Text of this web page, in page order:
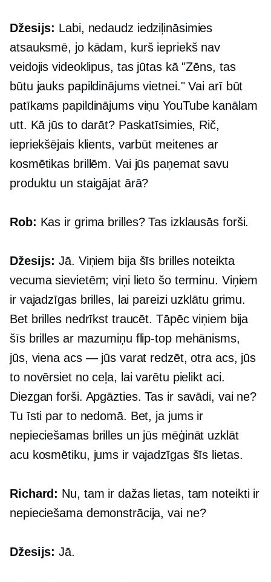
Džesijs: Labi, nedaudz iedziļināsimies
atsauksmē, jo kādam, kurš iepriekš nav
veidojis videoklipus, tas jūtas kā "Zēns, tas
būtu jauks papildinājums vietnei." Vai arī būt
patīkams papildinājums viņu YouTube kanālam
utt. Kā jūs to darāt? Paskatīsimies, Rič,
iepriekšējais klients, varbūt meitenes ar
kosmētikas brillēm. Vai jūs paņemat savu
produktu un staigājat ārā?
Rob: Kas ir grima brilles? Tas izklausās forši.
Džesijs: Jā. Viņiem bija šīs brilles noteikta
vecuma sievietēm; viņi lieto šo terminu. Viņiem
ir vajadzīgas brilles, lai pareizi uzklātu grimu.
Bet brilles nedrīkst traucēt. Tāpēc viņiem bija
šīs brilles ar mazumiņu flip-topmehānisms,
jūs, viena acs — jūs varat redzēt, otra acs, jūs
to novērsiet no ceļa, lai varētu pielikt aci.
Diezgan forši. Apgāzties. Tas ir savādi, vai ne?
Tu īsti par to nedomā. Bet, ja jums ir
nepieciešamas brilles un jūs mēģināt uzklāt
acu kosmētiku, jums ir vajadzīgas šīs lietas.
Richard: Nu, tam ir dažas lietas, tam noteikti ir
nepieciešama demonstrācija, vai ne?
Džesijs: Jā.